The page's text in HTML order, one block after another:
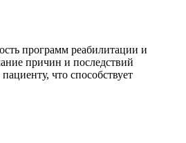
программ реабилитации и
причин и последствий
что способствует